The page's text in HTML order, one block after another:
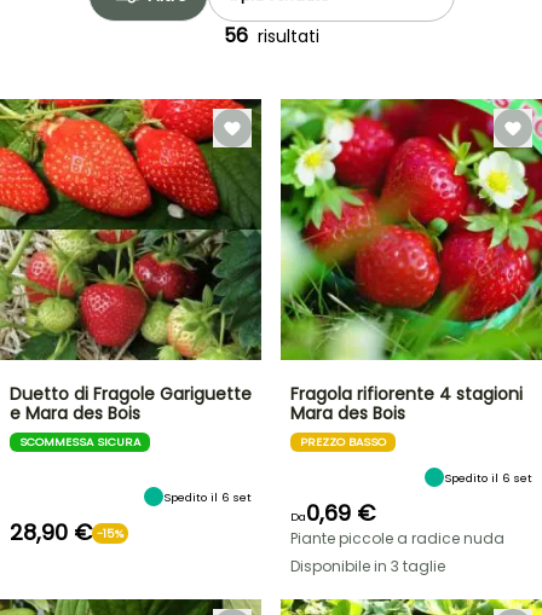
56 risultati
Duetto di Fragole Gariguette
e Mara des Bois
SCOMMESSA SICURA
Spedito il 6 set
28,90 € -15%
Fragola rifiorente 4 stagioni
Mara des Bois
PREZZO BASSO
Spedito il 6 set
Da0,69 €
Piante piccole a radice nuda
Disponibile in 3 taglie